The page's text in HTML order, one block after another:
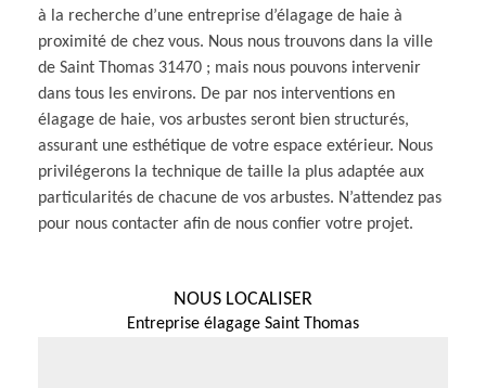
à la recherche d’une entreprise d’élagage de haie à
proximité de chez vous. Nous nous trouvons dans la ville
de Saint Thomas 31470 ; mais nous pouvons intervenir
dans tous les environs. De par nos interventions en
élagage de haie, vos arbustes seront bien structurés,
assurant une esthétique de votre espace extérieur. Nous
privilégerons la technique de taille la plus adaptée aux
particularités de chacune de vos arbustes. N’attendez pas
pour nous contacter afin de nous confier votre projet.
NOUS LOCALISER
Entreprise élagage Saint Thomas